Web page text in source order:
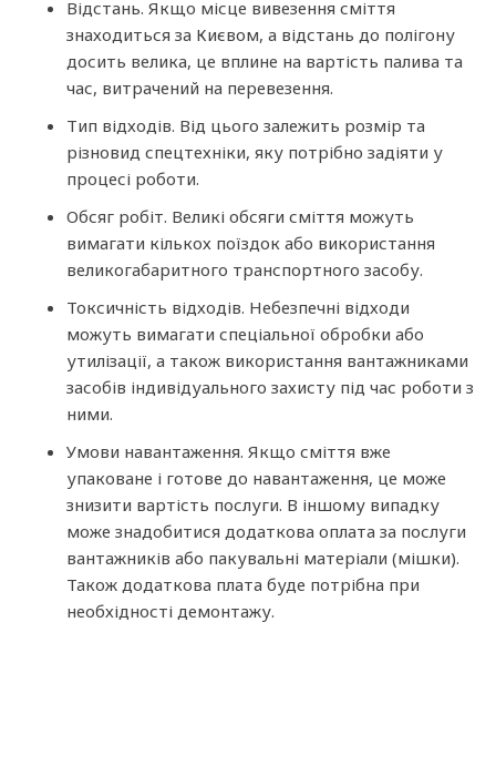
Відстань. Якщо місце вивезення сміття
знаходиться за Києвом, а відстань до полігону
досить велика, це вплине на вартість палива та
час, витрачений на перевезення.
Тип відходів. Від цього залежить розмір та
різновид спецтехніки, яку потрібно задіяти у
процесі роботи.
Обсяг робіт. Великі обсяги сміття можуть
вимагати кількох поїздок або використання
великогабаритного транспортного засобу.
Токсичність відходів. Небезпечні відходи
можуть вимагати спеціальної обробки або
утилізації, а також використання вантажниками
засобів індивідуального захисту під час роботи з
ними.
Умови навантаження. Якщо сміття вже
упаковане і готове до навантаження, це може
знизити вартість послуги. В іншому випадку
може знадобитися додаткова оплата за послуги
вантажників або пакувальні матеріали (мішки).
Також додаткова плата буде потрібна при
необхідності демонтажу.